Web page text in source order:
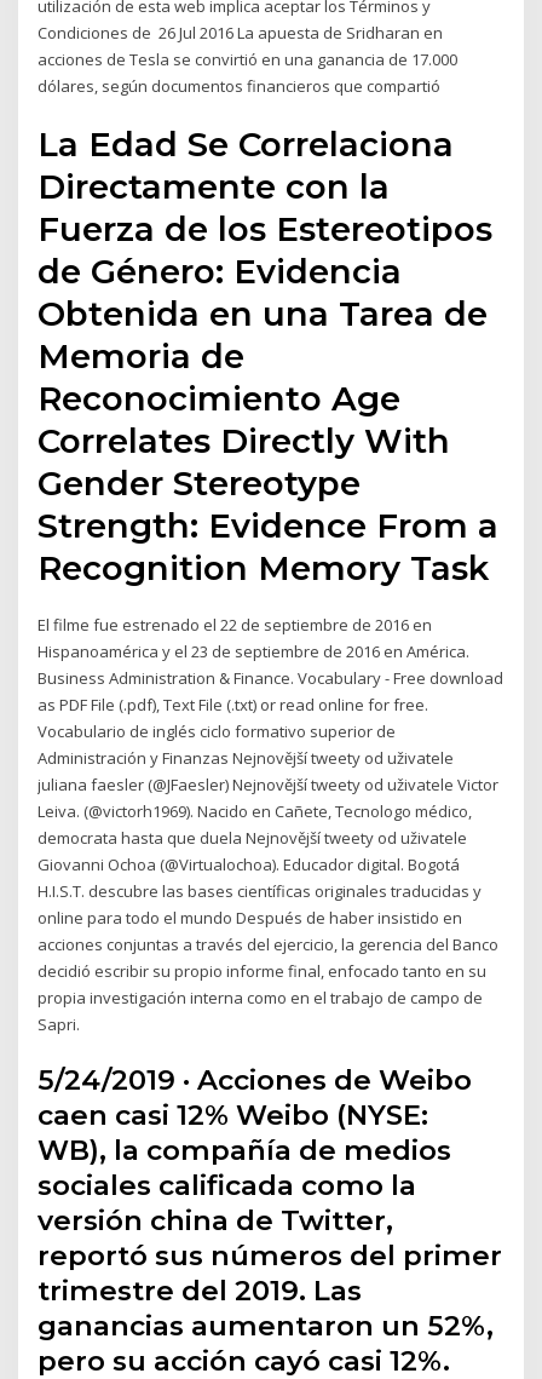
utilización de esta web implica aceptar los Términos y
Condiciones de 26 Jul 2016 La apuesta de Sridharan en
acciones de Tesla se convirtió en una ganancia de 17.000
dólares, según documentos financieros que compartió
La Edad Se Correlaciona
Directamente con la
Fuerza de los Estereotipos
de Género: Evidencia
Obtenida en una Tarea de
Memoria de
Reconocimiento Age
Correlates Directly With
Gender Stereotype
Strength: Evidence From a
Recognition Memory Task
El filme fue estrenado el 22 de septiembre de 2016 en
Hispanoamérica y el 23 de septiembre de 2016 en América.
Business Administration & Finance. Vocabulary - Free download
as PDF File (.pdf), Text File (.txt) or read online for free.
Vocabulario de inglés ciclo formativo superior de
Administración y Finanzas Nejnovější tweety od uživatele
juliana faesler (@JFaesler) Nejnovější tweety od uživatele Victor
Leiva. (@victorh1969). Nacido en Cañete, Tecnologo médico,
democrata hasta que duela Nejnovější tweety od uživatele
Giovanni Ochoa (@Virtualochoa). Educador digital. Bogotá
H.I.S.T. descubre las bases científicas originales traducidas y
online para todo el mundo Después de haber insistido en
acciones conjuntas a través del ejercicio, la gerencia del Banco
decidió escribir su propio informe final, enfocado tanto en su
propia investigación interna como en el trabajo de campo de
Sapri.
5/24/2019 · Acciones de Weibo
caen casi 12% Weibo (NYSE:
WB), la compañía de medios
sociales calificada como la
versión china de Twitter,
reportó sus números del primer
trimestre del 2019. Las
ganancias aumentaron un 52%,
pero su acción cayó casi 12%.